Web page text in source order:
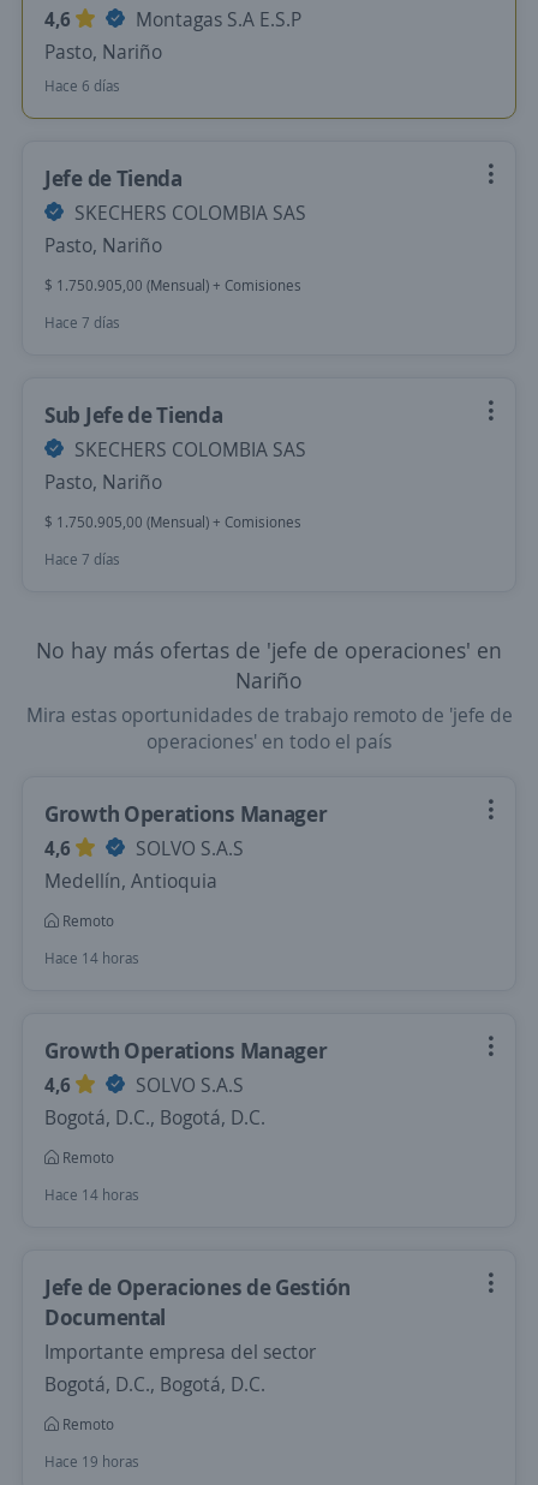
4,6
Montagas S.A E.S.P
Pasto, Nariño
Hace 6 días
Jefe de Tienda
SKECHERS COLOMBIA SAS
Pasto, Nariño
$ 1.750.905,00 (Mensual) + Comisiones
Hace 7 días
Sub Jefe de Tienda
SKECHERS COLOMBIA SAS
Pasto, Nariño
$ 1.750.905,00 (Mensual) + Comisiones
Hace 7 días
No hay más ofertas de 'jefe de operaciones' en
Nariño
Mira estas oportunidades de trabajo remoto de 'jefe de
operaciones' en todo el país
Growth Operations Manager
4,6
SOLVO S.A.S
Medellín, Antioquia
Remoto
Hace 14 horas
Growth Operations Manager
4,6
SOLVO S.A.S
Bogotá, D.C., Bogotá, D.C.
Remoto
Hace 14 horas
Jefe de Operaciones de Gestión
Documental
Importante empresa del sector
Bogotá, D.C., Bogotá, D.C.
Remoto
Hace 19 horas